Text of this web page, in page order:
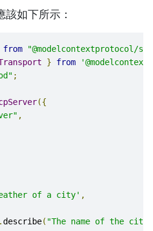
該如下所示：
from
"@modelcontextprotocol/
} from
;
({
,
of a city' ,
describe( "The name of the